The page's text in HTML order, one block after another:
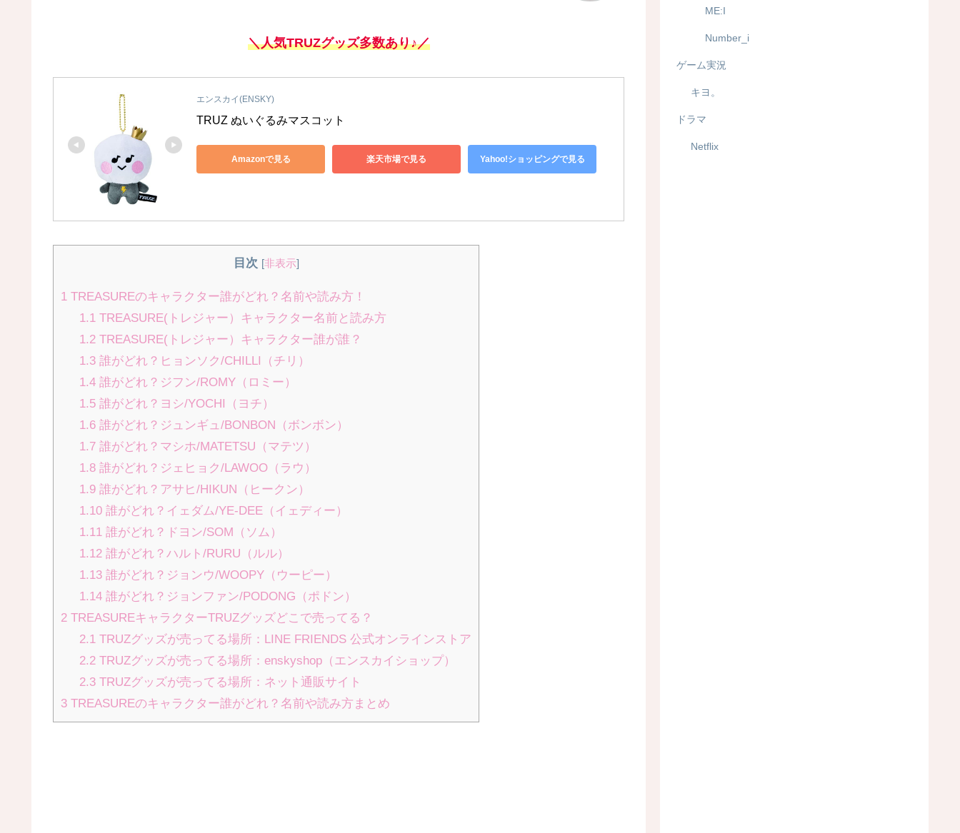
＼人気TRUZグッズ多数あり♪／
エンスカイ(ENSKY)
TRUZ ぬいぐるみマスコット
Amazonで見る 楽天市場で見る Yahoo!ショッピングで見る
目次 [非表示]
1 TREASUREのキャラクター誰がどれ？名前や読み方！
1.1TREASURE(トレジャー）キャラクター名前と読み方
1.2TREASURE(トレジャー）キャラクター誰が誰？
1.3誰がどれ？ヒョンソク/CHILLI（チリ）
1.4誰がどれ？ジフン/ROMY（ロミー）
1.5誰がどれ？ヨシ/YOCHI（ヨチ）
1.6誰がどれ？ジュンギュ/BONBON（ボンボン）
1.7誰がどれ？マシホ/MATETSU（マテツ）
1.8誰がどれ？ジェヒョク/LAWOO（ラウ）
1.9誰がどれ？アサヒ/HIKUN（ヒークン）
1.10誰がどれ？イェダム/YE-DEE（イェディー）
1.11誰がどれ？ドヨン/SOM（ソム）
1.12誰がどれ？ハルト/RURU（ルル）
1.13誰がどれ？ジョンウ/WOOPY（ウーピー）
1.14誰がどれ？ジョンファン/PODONG（ポドン）
2 TREASUREキャラクターTRUZグッズどこで売ってる？
2.1TRUZグッズが売ってる場所：LINE FRIENDS 公式オンラインストア
2.2TRUZグッズが売ってる場所：enskyshop（エンスカイショップ）
2.3TRUZグッズが売ってる場所：ネット通販サイト
3 TREASUREのキャラクター誰がどれ？名前や読み方まとめ
ME:I
Number_i
ゲーム実況
キヨ。
ドラマ
Netflix